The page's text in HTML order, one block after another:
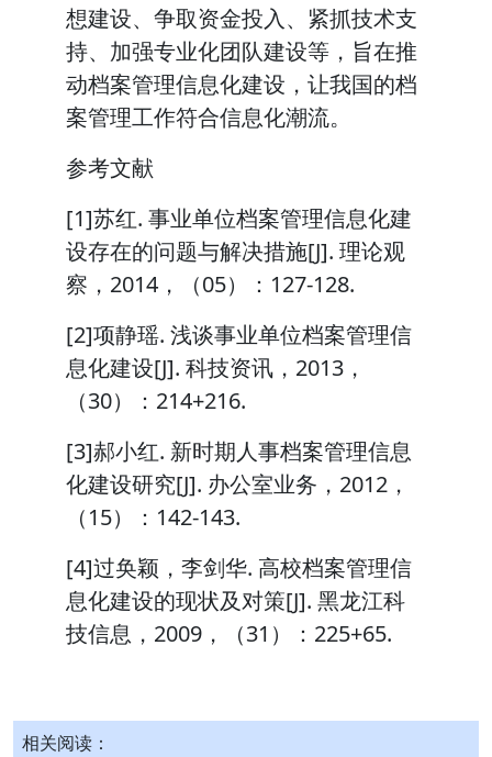
想建设、争取资金投入、紧抓技术支
持、加强专业化团队建设等，旨在推
动档案管理信息化建设，让我国的档
案管理工作符合信息化潮流。
参考文献
[1]苏红. 事业单位档案管理信息化建
设存在的问题与解决措施[J]. 理论观
察，2014，（05）：127-128.
[2]项静瑶. 浅谈事业单位档案管理信
息化建设[J]. 科技资讯，2013，
（30）：214+216.
[3]郝小红. 新时期人事档案管理信息
化建设研究[J]. 办公室业务，2012，
（15）：142-143.
[4]过奂颖，李剑华. 高校档案管理信
息化建设的现状及对策[J]. 黑龙江科
技信息，2009，（31）：225+65.
相关阅读：